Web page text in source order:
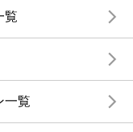
覧
一覧